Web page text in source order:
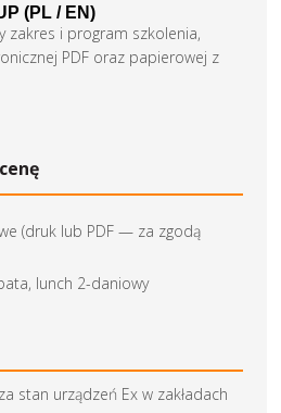
(PL / EN)
zakres i program szkolenia,
PDF oraz papierowej z
(druk lub PDF — za zgodą
lunch 2-daniowy
stan urządzeń Ex w zakładach